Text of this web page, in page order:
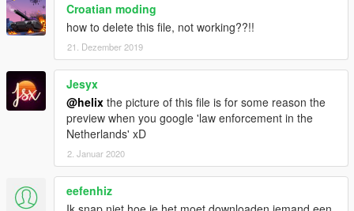
Croatian moding
how to delete this file, not working??!!
21. Dezember 2019
Jesyx
@helix the picture of this file is for some reason the
preview when you google 'law enforcement in the
Netherlands' xD
2. Januar 2020
eefenhiz